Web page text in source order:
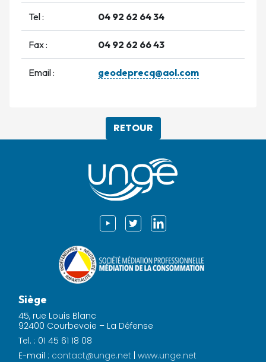
Tel : 04 92 62 64 34
Fax : 04 92 62 66 43
Email : geodeprecq@aol.com
RETOUR
Siège
45, rue Louis Blanc
92400 Courbevoie – La Défense
Tel. : 01 45 61 18 08
E-mail : contact@unge.net | www.unge.net